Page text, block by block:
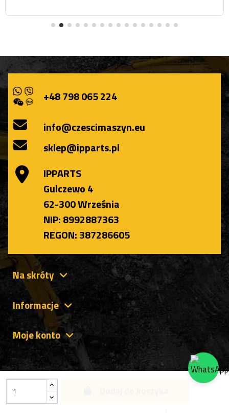
+48 798 065 224
info@czescimaszyn.eu
sklep@ipparts.pl
IPPARTS
Gulczewo 4
62-300 Września
NIP: 8992887363
REGON: 387286605
Na skróty
Informacje
Moje konto